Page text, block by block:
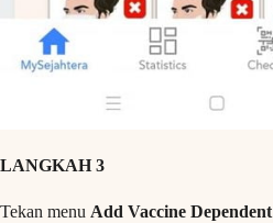
LANGKAH 3
Tekan menu Add Vaccine Dependent